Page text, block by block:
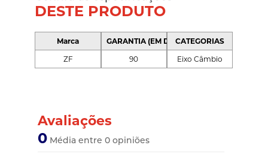
DESTE PRODUTO
Marca
ZF
GARANTIA (EM DIAS)
90
CATEGORIAS
Eixo Câmbio
Avaliações
0 Média entre 0 opiniões